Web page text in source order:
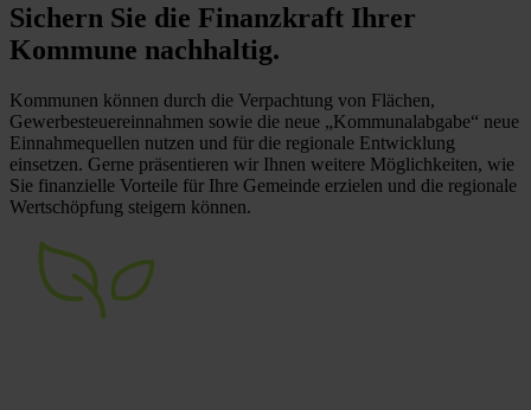
Sichern Sie die Finanzkraft Ihrer
Kommune nachhaltig.
Kommunen können durch die Verpachtung von Flächen,
Gewerbesteuereinnahmen sowie die neue „Kommunalabgabe“ neue
Einnahmequellen nutzen und für die regionale Entwicklung
einsetzen. Gerne präsentieren wir Ihnen weitere Möglichkeiten, wie
Sie finanzielle Vorteile für Ihre Gemeinde erzielen und die regionale
Wertschöpfung steigern können.